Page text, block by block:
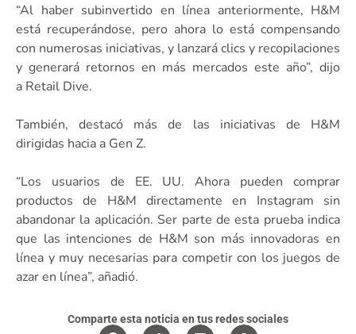
“Al haber subinvertido en línea anteriormente, H&M
está recuperándose, pero ahora lo está compensando
con numerosas iniciativas, y lanzará clics y recopilaciones
y generará retornos en más mercados este año”, dijo
a Retail Dive.
También, destacó más de las iniciativas de H&M
dirigidas hacia a Gen Z.
“Los usuarios de EE. UU. Ahora pueden comprar
productos de H&M directamente en Instagram sin
abandonar la aplicación. Ser parte de esta prueba indica
que las intenciones de H&M son más innovadoras en
línea y muy necesarias para competir con los juegos de
azar en línea”, añadió.
Comparte esta noticia en tus redes sociales